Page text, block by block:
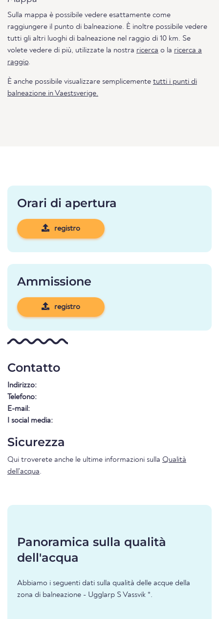
Sulla mappa è possibile vedere esattamente come
raggiungere il punto di balneazione. È inoltre possibile vedere
tutti gli altri luoghi di balneazione nel raggio di 10 km. Se
volete vedere di più, utilizzate la nostra ricerca o la ricerca a
raggio.
È anche possibile visualizzare semplicemente tutti i punti di
balneazione in Vaestsverige.
Orari di apertura
registro
Ammissione
registro
Contatto
Indirizzo:
Telefono:
E-mail:
I social media:
Sicurezza
Qui troverete anche le ultime informazioni sulla Qualità
dell'acqua.
Panoramica sulla qualità
dell'acqua
Abbiamo i seguenti dati sulla qualità delle acque della
zona di balneazione - Ugglarp S Vassvik *.